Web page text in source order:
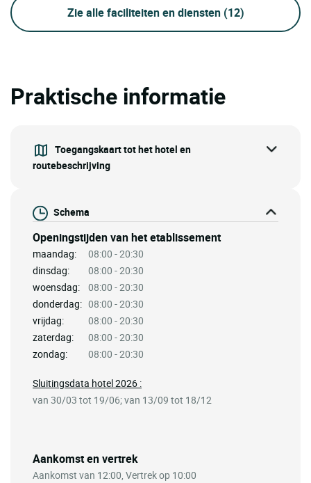
Zie alle faciliteiten en diensten (12)
Praktische informatie
Toegangskaart tot het hotel en
routebeschrijving
Schema
Openingstijden van het etablissement
maandag:
08:00 - 20:30
dinsdag:
08:00 - 20:30
woensdag:
08:00 - 20:30
donderdag: 08:00 - 20:30
vrijdag:
08:00 - 20:30
zaterdag:
08:00 - 20:30
zondag:
08:00 - 20:30
Aankomst en vertrek
Aankomst van 12:00, Vertrek op 10:00
Sluitingsdata hotel 2026 :
van 30/03 tot 19/06; van 13/09 tot 18/12